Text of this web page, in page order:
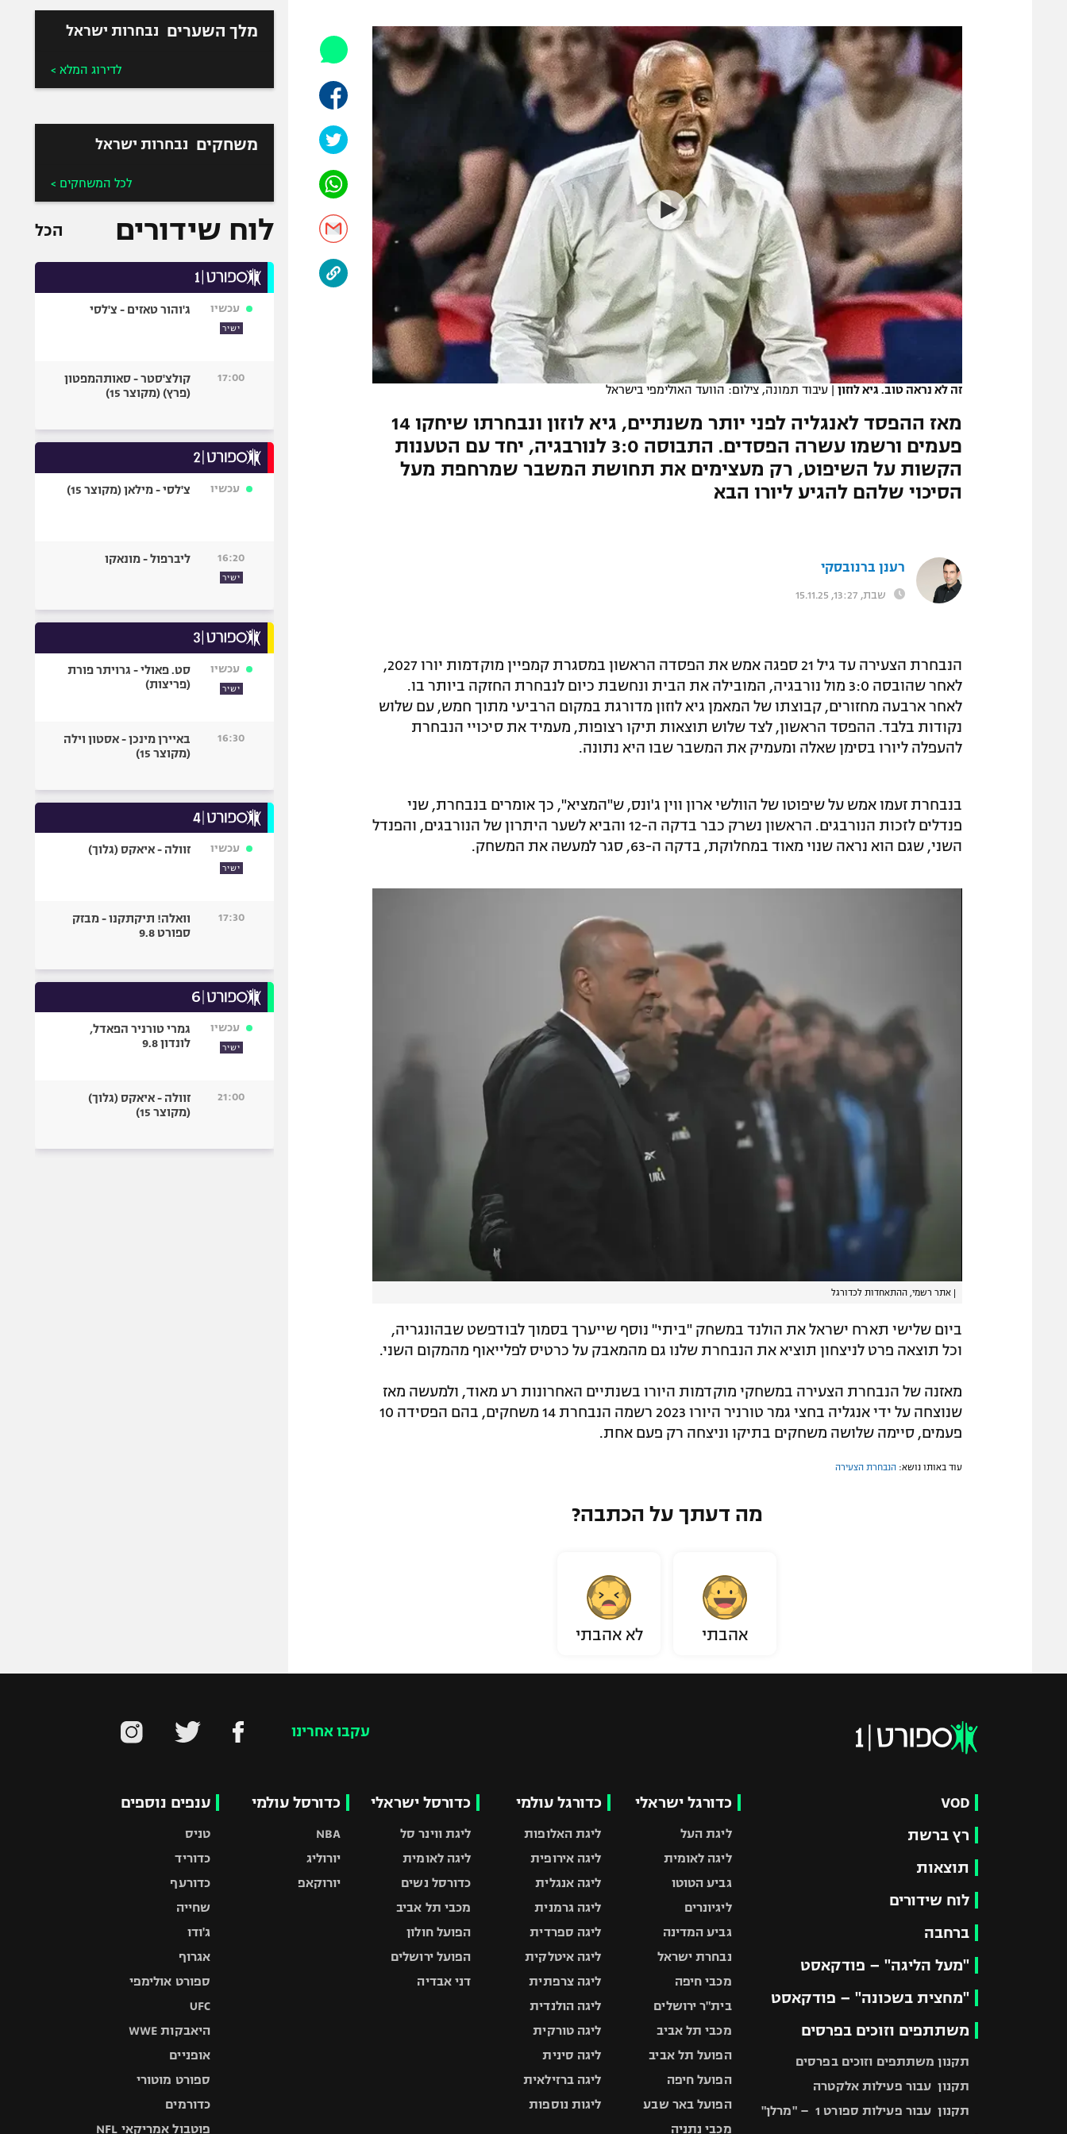
תקנון משתתפים וזוכים בפרסים
תקנון עבור פעילות אלקטרה
תקנון עבור פעילות ספורט 1 – "מרלן"
טניס
גיימינג E-Sports
תנאי שימוש
מדיניות פרטיות
תקנון פעילות ספורט 1
רשיון להקרנה פומבית לבית עסק
הצטרפות לחבילת הערוצים
לוח דרושים – ג'ובנט
הפועל תל אביב
הפועל חיפה
הפועל באר שבע
מכבי נתניה
בני יהודה
ליגה סינית
ליגה ברזילאית
ליגות נוספות
אופניים
בייסבול MLB
ספורט אתגרי
אומנויות לחימה
זה לא נראה טוב. גיא לוזון | עיבוד תמונה, צילום: הוועד האולימפי בישראל
מאז ההפסד לאנגליה לפני יותר משנתיים, גיא לוזון ונבחרתו שיחקו 14
פעמים ורשמו עשרה הפסדים. התבוסה 3:0 לנורבגיה, יחד עם הטענות
הקשות על השיפוט, רק מעצימים את תחושת המשבר שמרחפת מעל
הסיכוי שלהם להגיע ליורו הבא
רענן ברנובסקי
שבת, 13:27, 15.11.25
הנבחרת הצעירה עד גיל 21 ספגה אמש את הפסדה הראשון במסגרת קמפיין מוקדמות יורו 2027,
לאחר שהובסה 3:0 מול נורבגיה, המובילה את הבית ונחשבת כיום לנבחרת החזקה ביותר בו.
לאחר ארבעה מחזורים, קבוצתו של המאמן גיא לוזון מדורגת במקום הרביעי מתוך חמש, עם שלוש
נקודות בלבד. ההפסד הראשון, לצד שלוש תוצאות תיקו רצופות, מעמיד את סיכויי הנבחרת
להעפלה ליורו בסימן שאלה ומעמיק את המשבר שבו היא נתונה.
בנבחרת זעמו אמש על שיפוטו של הוולשי ארון ווין ג'ונס, ש"המציא", כך אומרים בנבחרת, שני
פנדלים לזכות הנורבגים. הראשון נשרק כבר בדקה ה-12 והביא לשער היתרון של הנורבגים, והפנדל
השני, שגם הוא נראה שנוי מאוד במחלוקת, בדקה ה-63, סגר למעשה את המשחק.
| אתר רשמי, ההתאחדות לכדורגל
ביום שלישי תארח ישראל את הולנד במשחק "ביתי" נוסף שייערך בסמוך לבודפשט שבהונגריה,
וכל תוצאה פרט לניצחון תוציא את הנבחרת שלנו גם מהמאבק על כרטיס לפלייאוף מהמקום השני.
מאזנה של הנבחרת הצעירה במשחקי מוקדמות היורו בשנתיים האחרונות רע מאוד, ולמעשה מאז
שנוצחה על ידי אנגליה בחצי גמר טורניר היורו 2023 רשמה הנבחרת 14 משחקים, בהם הפסידה 10
פעמים, סיימה שלושה משחקים בתיקו וניצחה רק פעם אחת.
עוד באותו נושא: הנבחרת הצעירה
מה דעתך על הכתבה?
אהבתי לא אהבתי
מלך השערים נבחרות ישראל
לדירוג המלא >
משחקים נבחרות ישראל
לכל המשחקים >
לוח שידורים הכל
עכשיו
ישיר
ג'והור טאזים - צ'לסי
17:00
קולצ'סטר - סאותהמפטון
(פרץ) (מקוצר 15)
עכשיו צ'לסי - מילאן (מקוצר 15)
16:20
ישיר
ליברפול - מונאקו
עכשיו
ישיר
סט. פאולי - גרויתר פורת
(פריצות)
16:30
באיירן מינכן - אסטון וילה
(מקוצר 15)
עכשיו
ישיר
זוולה - איאקס (גלוך)
17:30
וואלה! תיקתקנו - מבזק
ספורט 9.8
עכשיו
ישיר
גמרי טורניר הפאדל,
לונדון 9.8
21:00
זוולה - איאקס (גלוך)
(מקוצר 15)
עקבו אחרינו
VOD
רץ ברשת
תוצאות
לוח שידורים
ברחבה
"מעל הליגה" – פודקאסט
"מחצית בשכונה" – פודקאסט
משתתפים וזוכים בפרסים
תקנון משתתפים וזוכים בפרסים
תקנון עבור פעילות אלקטרה
תקנון עבור פעילות ספורט 1 – "מרלן"
כדורגל ישראלי
ליגת העל
ליגה לאומית
גביע הטוטו
ליגיונרים
גביע המדינה
נבחרת ישראל
מכבי חיפה
בית"ר ירושלים
מכבי תל אביב
הפועל תל אביב
הפועל חיפה
הפועל באר שבע
מכבי נתניה
כדורגל עולמי
ליגת האלופות
ליגה אירופית
ליגה אנגלית
ליגה גרמנית
ליגה ספרדית
ליגה איטלקית
ליגה צרפתית
ליגה הולנדית
ליגה טורקית
ליגה סינית
ליגה ברזילאית
ליגות נוספות
כדורסל ישראלי
ליגת ווינר סל
ליגה לאומית
כדורסל נשים
מכבי תל אביב
הפועל חולון
הפועל ירושלים
דני אבדיה
כדורסל עולמי
NBA
יורוליג
יורוקאפ
ענפים נוספים
טניס
כדוריד
כדורעף
שחייה
ג'ודו
אגרוף
ספורט אולימפי
UFC
היאבקות WWE
אופניים
ספורט מוטורי
כדורמים
פוטבול אמריקאי NFL